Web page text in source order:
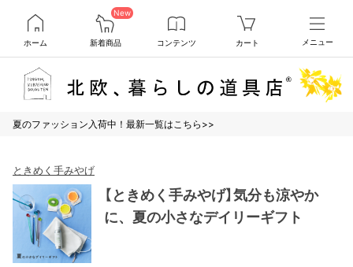
ホーム
New
新着商品 コンテンツ カート メニュー
夏のファッション入荷中！最新一覧はこちら>>
ときめく手みやげ
【ときめく手みやげ】気分も涼やか
に、夏の小さなデイリーギフト